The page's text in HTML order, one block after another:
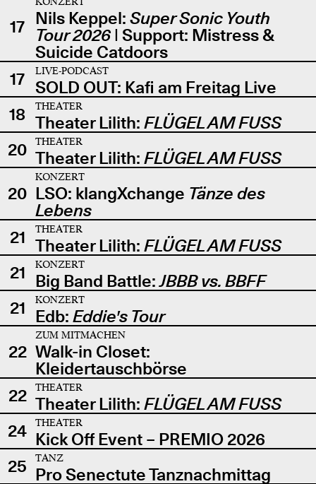
17 Nils Keppel: Super Sonic Youth
Tour 2026| Support: Mistress &
Suicide Catdoors
17
LIVE-PODCAST
SOLD OUT: Kafi am Freitag Live
18
THEATER
Theater Lilith: FLÜGEL AM FUSS
20
THEATER
Theater Lilith: FLÜGEL AM FUSS
20
KONZERT
LSO: klangXchange Tänze des
Lebens
21
THEATER
Theater Lilith: FLÜGEL AM FUSS
21
KONZERT
Big Band Battle:JBBB vs. BBFF
21
KONZERT
Edb: Eddie's Tour
22
ZUM MITMACHEN
Walk-in Closet:
Kleidertauschbörse
22
THEATER
Theater Lilith: FLÜGEL AM FUSS
24
THEATER
Kick Off Event – PREMIO 2026
25
TANZ
Pro Senectute Tanznachmittag